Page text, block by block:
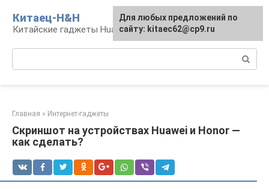
контенту
Китаец-H&H
Китайские гаджеты Huawei и Honor
Главная » Интернет-гаджеты
Скриншот на устройствах Huawei и Honor —
как сделать?
Для любых предложений по
сайту: kitaec62@cp9.ru